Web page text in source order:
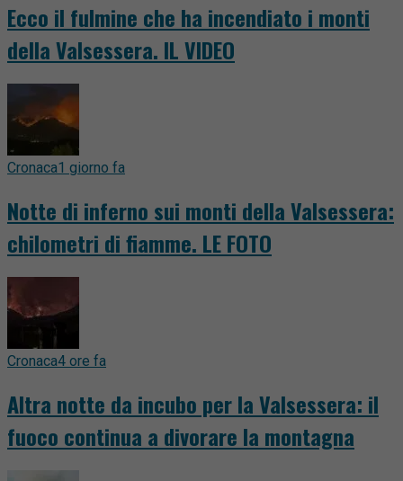
Ecco il fulmine che ha incendiato i monti
della Valsessera. IL VIDEO
Cronaca1 giorno fa
Notte di inferno sui monti della Valsessera:
chilometri di fiamme. LE FOTO
Cronaca4 ore fa
Altra notte da incubo per la Valsessera: il
fuoco continua a divorare la montagna